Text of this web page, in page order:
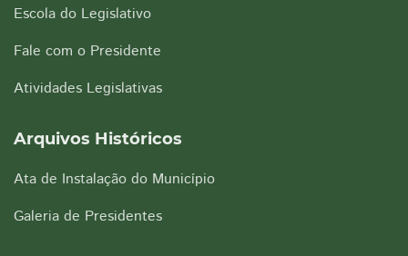
Escola do Legislativo
Fale com o Presidente
Atividades Legislativas
Arquivos Históricos
Ata de Instalação do Município
Galeria de Presidentes